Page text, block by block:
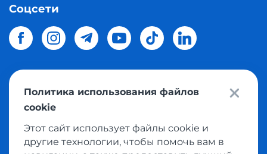
Соцсети
© 2026 Meest Shoppingдоставка покупок с интернет
магазинов мира в Украину.
Политика конфиденциальности
Политика использования файлов
cookie
Этот сайт использует файлы cookie и
другие технологии, чтобы помочь вам в